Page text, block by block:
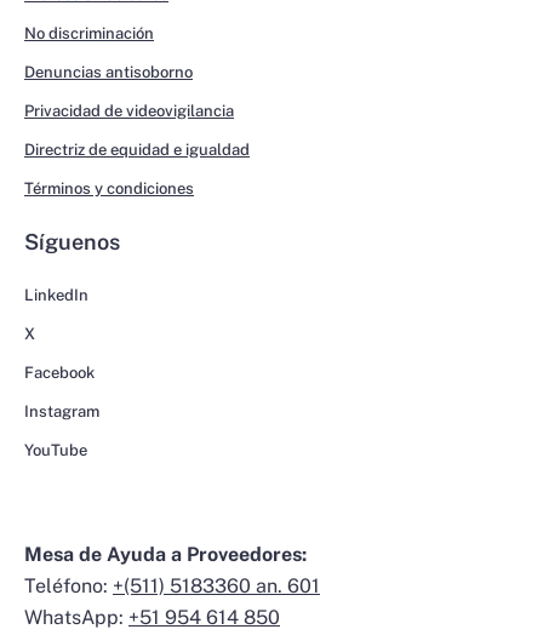
No discriminación
Denuncias antisoborno
Privacidad de videovigilancia
Directriz de equidad e igualdad
Términos y condiciones
Síguenos
LinkedIn
X
Facebook
Instagram
YouTube
Mesa de Ayuda a Proveedores:
Teléfono: +(511) 5183360 an. 601
WhatsApp: +51 954 614 850